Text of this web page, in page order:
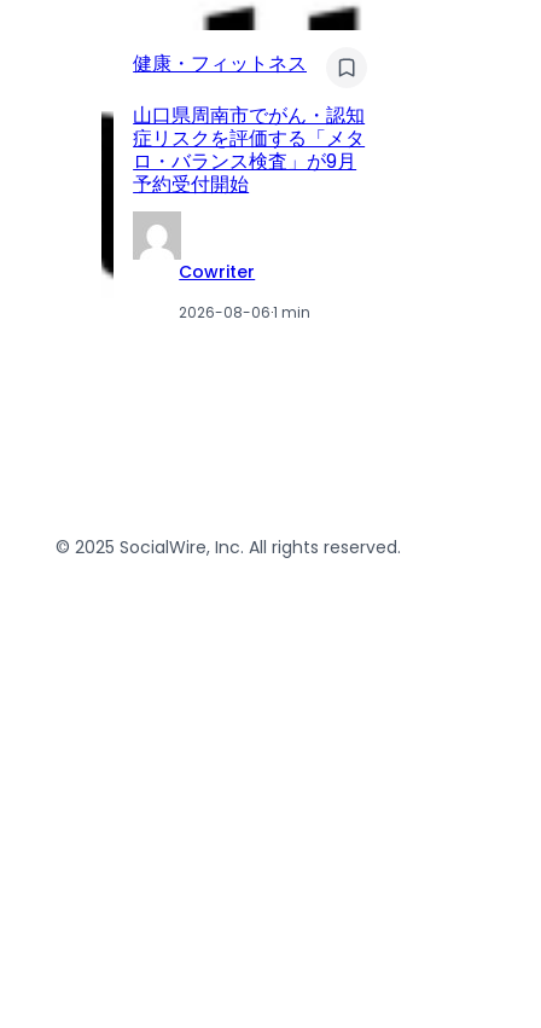
健康・フィットネス
山口県周南市でがん・認知
症リスクを評価する「メタ
ロ・バランス検査」が9月
予約受付開始
Cowriter
2026-08-06·1 min
© 2025 SocialWire, Inc. All rights reserved.